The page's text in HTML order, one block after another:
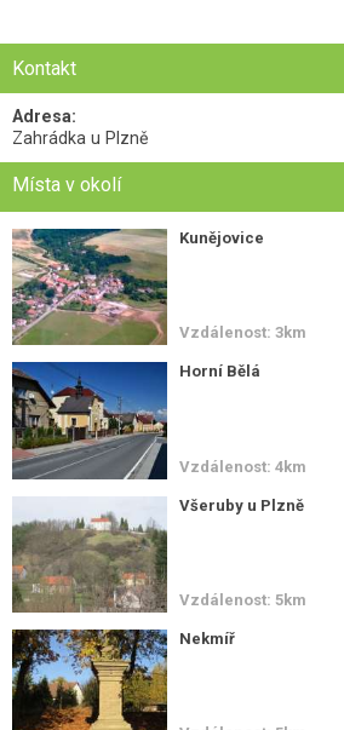
Kontakt
Adresa:
Zahrádka u Plzně
Místa v okolí
Kunějovice
Vzdálenost: 3km
Horní Bělá
Vzdálenost: 4km
Všeruby u Plzně
Vzdálenost: 5km
Nekmíř